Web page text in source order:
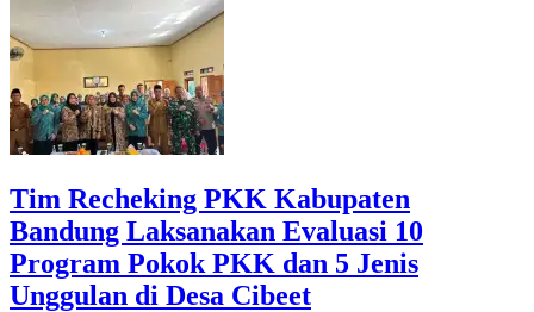
Tim Recheking PKK Kabupaten
Bandung Laksanakan Evaluasi 10
Program Pokok PKK dan 5 Jenis
Unggulan di Desa Cibeet